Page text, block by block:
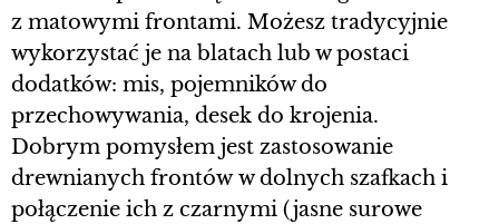
z matowymi frontami. Możesz tradycyjnie
wykorzystać je na blatach lub w postaci
dodatków: mis, pojemników do
przechowywania, desek do krojenia.
Dobrym pomysłem jest zastosowanie
drewnianych frontów w dolnych szafkach i
połączenie ich z czarnymi (jasne surowe